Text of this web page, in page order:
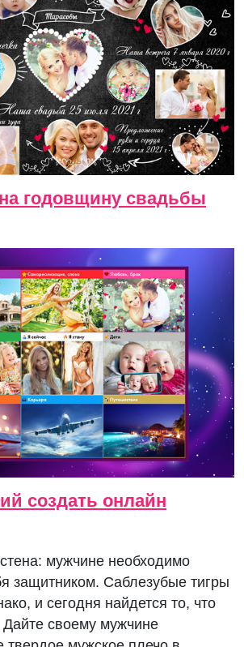
годовщину свадьбы
создать онлайн
мужчине необходимо
защитником. Саблезубые тигры
и сегодня найдется то, что
Дайте своему мужчине